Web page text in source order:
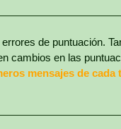
de puntuación.
cambios en las
mensajes de cada